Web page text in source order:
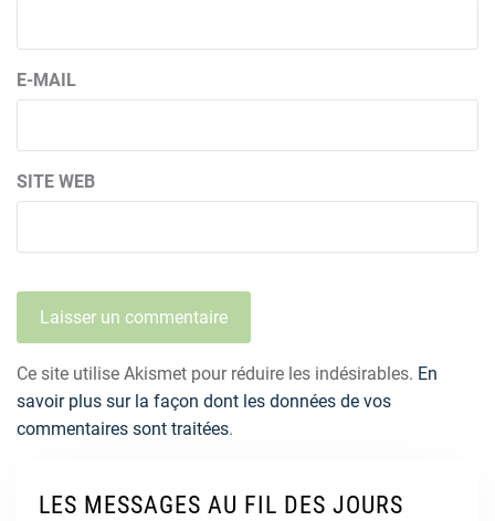
E-MAIL
SITE WEB
Ce site utilise Akismet pour réduire les indésirables. En
savoir plus sur la façon dont les données de vos
commentaires sont traitées.
LES MESSAGES AU FIL DES JOURS